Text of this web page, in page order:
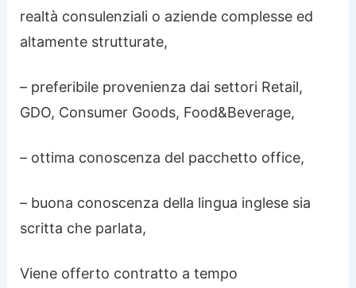
realtà consulenziali o aziende complesse ed
altamente strutturate,
– preferibile provenienza dai settori Retail,
GDO, Consumer Goods, Food&Beverage,
– ottima conoscenza del pacchetto office,
– buona conoscenza della lingua inglese sia
scritta che parlata,
Viene offerto contratto a tempo